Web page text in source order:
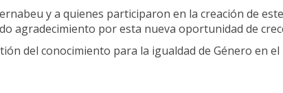
y a quienes participaron en la creación de
agradecimiento por esta nueva oportunidad de
del conocimiento para la igualdad de Género en